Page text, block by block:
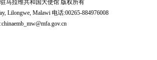
马拉维共和国大使馆 版权所有
Lilongwe, Malawi 电话:00265-884976008